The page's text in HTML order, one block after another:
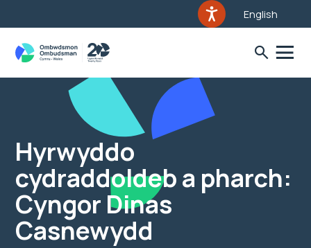
English
Hyrwyddo
cydraddoldeb a pharch:
Cyngor Dinas
Casnewydd